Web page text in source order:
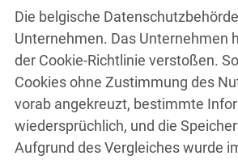
Empfänger Land
Privatperson
Die belgische
Unternehmen. Das Unternehmen
der Cookie-Richtlinie verstoßen.
Cookies ohne Zustimmung des
vorab angekreuzt, bestimmte
wiedersprüchlich, und die
Aufgrund des Vergleiches wurde